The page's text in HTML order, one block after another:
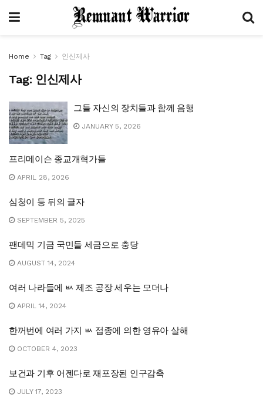
Home Tag 인신제사
Tag: 인신제사
그들 자신의 장치들과 함께 음행
JANUARY 5, 2026
프리메이슨 종교개혁가들
APRIL 28, 2026
심청이 등 뒤의 글자
SEPTEMBER 5, 2025
팬데믹 기금 국민들 세금으로 충당
AUGUST 14, 2024
여러 나라들에 ㅄ 제조 공장 세우는 모더나
APRIL 14, 2024
한꺼번에 여러 가지 ㅄ 접종에 의한 영유아 살해
OCTOBER 4, 2023
보건과 기후 어젠다로 재포장된 인구감축
JULY 17, 2023